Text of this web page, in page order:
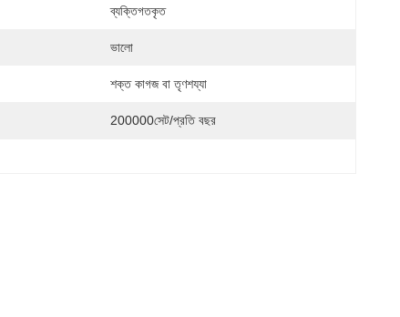
ব্যক্তিগতকৃত
ভালো
শক্ত কাগজ বা তৃণশয্যা
200000সেট/প্রতি বছর